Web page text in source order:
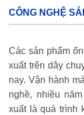
CÔNG NGHỆ
Các sản phẩm
xuất trên dây
nay. Vận hành
nghề, nhiều
xuất là quá trình